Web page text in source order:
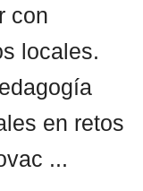
con
locales.
en retos
...